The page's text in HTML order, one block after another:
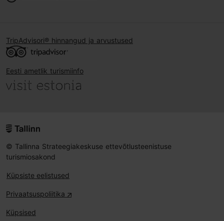
TripAdvisori® hinnangud ja arvustused
Eesti ametlik turismiinfo
© Tallinna Strateegiakeskuse ettevõtlusteenistuse
turismiosakond
Küpsiste eelistused
Privaatsuspoliitika
Küpsised